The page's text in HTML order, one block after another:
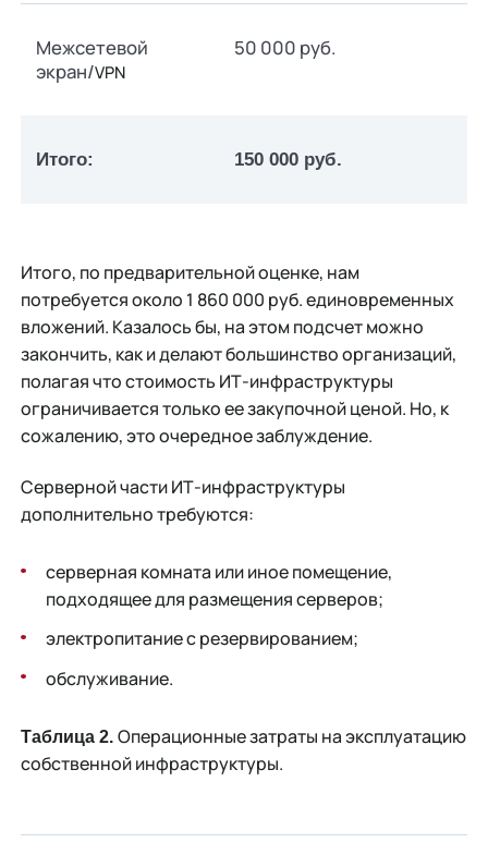
Межсетевой
экран/VPN
50 000 руб.
Итого: 150 000 руб.
Итого, по предварительной оценке, нам
потребуется около 1 860 000 руб. единовременных
вложений. Казалось бы, на этом подсчет можно
закончить, как и делают большинство организаций,
полагая что стоимость ИТ-инфраструктуры
ограничивается только ее закупочной ценой. Но, к
сожалению, это очередное заблуждение.
Серверной части ИТ-инфраструктуры
дополнительно требуются:
серверная комната или иное помещение,
подходящее для размещения серверов;
электропитание с резервированием;
обслуживание.
Таблица 2. Операционные затраты на эксплуатацию
собственной инфраструктуры.